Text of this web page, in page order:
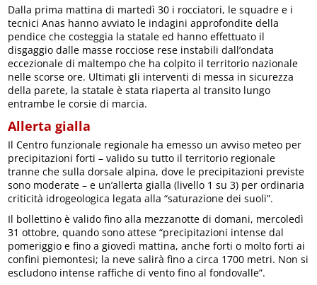
Dalla prima mattina di martedì 30 i rocciatori, le squadre e i
tecnici Anas hanno avviato le indagini approfondite della
pendice che costeggia la statale ed hanno effettuato il
disgaggio dalle masse rocciose rese instabili dall’ondata
eccezionale di maltempo che ha colpito il territorio nazionale
nelle scorse ore. Ultimati gli interventi di messa in sicurezza
della parete, la statale è stata riaperta al transito lungo
entrambe le corsie di marcia.
Allerta gialla
Il Centro funzionale regionale ha emesso un avviso meteo per
precipitazioni forti – valido su tutto il territorio regionale
tranne che sulla dorsale alpina, dove le precipitazioni previste
sono moderate – e un’allerta gialla (livello 1 su 3) per ordinaria
criticità idrogeologica legata alla “saturazione dei suoli”.
Il bollettino è valido fino alla mezzanotte di domani, mercoledì
31 ottobre, quando sono attese “precipitazioni intense dal
pomeriggio e fino a giovedì mattina, anche forti o molto forti ai
confini piemontesi; la neve salirà fino a circa 1700 metri. Non si
escludono intense raffiche di vento fino al fondovalle”.